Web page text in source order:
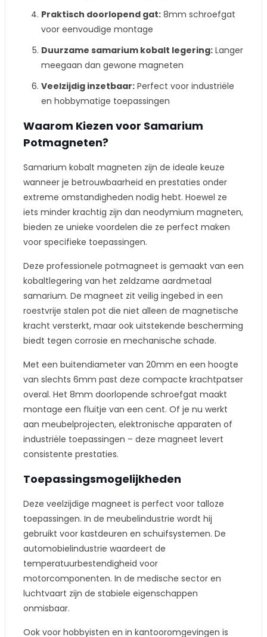
Praktisch doorlopend gat: 8mm schroefgat
voor eenvoudige montage
Duurzame samarium kobalt legering: Langer
meegaan dan gewone magneten
Veelzijdig inzetbaar: Perfect voor industriële
en hobbymatige toepassingen
Waarom Kiezen voor Samarium
Potmagneten?
Samarium kobalt magneten zijn de ideale keuze
wanneer je betrouwbaarheid en prestaties onder
extreme omstandigheden nodig hebt. Hoewel ze
iets minder krachtig zijn dan neodymium magneten,
bieden ze unieke voordelen die ze perfect maken
voor specifieke toepassingen.
Deze professionele potmagneet is gemaakt van een
kobaltlegering van het zeldzame aardmetaal
samarium. De magneet zit veilig ingebed in een
roestvrije stalen pot die niet alleen de magnetische
kracht versterkt, maar ook uitstekende bescherming
biedt tegen corrosie en mechanische schade.
Met een buitendiameter van 20mm en een hoogte
van slechts 6mm past deze compacte krachtpatser
overal. Het 8mm doorlopende schroefgat maakt
montage een fluitje van een cent. Of je nu werkt
aan meubelprojecten, elektronische apparaten of
industriële toepassingen – deze magneet levert
consistente prestaties.
Toepassingsmogelijkheden
Deze veelzijdige magneet is perfect voor talloze
toepassingen. In de meubelindustrie wordt hij
gebruikt voor kastdeuren en schuifsystemen. De
automobielindustrie waardeert de
temperatuurbestendigheid voor
motorcomponenten. In de medische sector en
luchtvaart zijn de stabiele eigenschappen
onmisbaar.
Ook voor hobbyisten en in kantooromgevingen is